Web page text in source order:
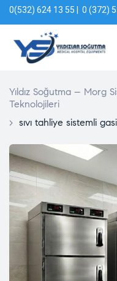
0(532) 624 13 55 | 0 (372)
Yıldız Soğutma – Morg
Teknolojileri
> sıvı tahliye sistemli